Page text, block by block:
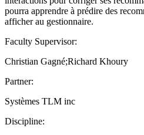
pourra apprendre à prédire des
afficher au gestionnaire.
Faculty Supervisor:
Christian Gagné;Richard Khoury
Partner:
Systèmes TLM inc
Discipline: